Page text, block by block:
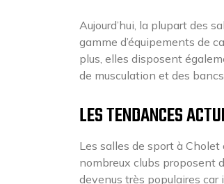
Aujourd’hui, la plupart des
gamme d’équipements de
plus, elles disposent
de musculation et des
LES TENDANCES
Les salles de sport à
nombreux clubs proposent
devenus très populaires